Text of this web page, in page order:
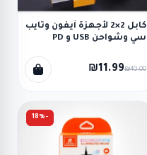
كابل 2×2 لأجهزة آيفون وتايب
سي وشواحن USB و PD
₪11.99₪40.00
-18%